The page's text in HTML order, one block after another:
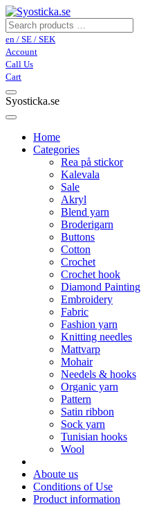
en / SE / SEK
Account
Call Us
Cart
Syosticka.se
Home
Categories
Rea på stickor
Kalevala
Sale
Akryl
Blend yarn
Broderigarn
Buttons
Cotton
Crochet
Crochet hook
Diamond Painting
Embroidery
Fabric
Fashion yarn
Knitting needles
Mattvarp
Mohair
Needels & hooks
Organic yarn
Pattern
Satin ribbon
Sock yarn
Tunisian hooks
Wool
Aboute us
Conditions of Use
Product information